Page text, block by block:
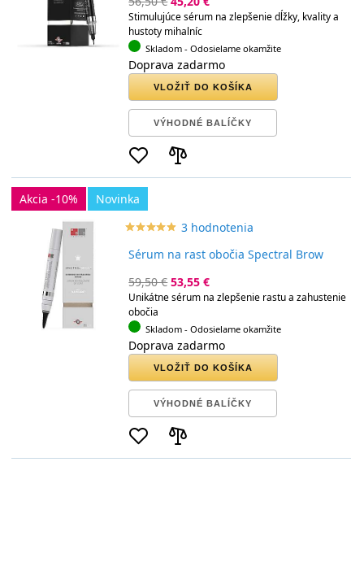
Stimulujúce sérum na zlepšenie dĺžky, kvality a
hustoty mihalníc
Skladom - Odosielame okamžite
Doprava zadarmo
VLOŽIŤ DO KOŠÍKA
VÝHODNÉ BALÍČKY
Akcia -10% Novinka
star_borderstar_borderstar_borderstar_borderstar_border
starstarstarstarstar 3 hodnotenia
Sérum na rast obočia Spectral Brow
59,50 € 53,55 €
Unikátne sérum na zlepšenie rastu a zahustenie
obočia
Skladom - Odosielame okamžite
Doprava zadarmo
VLOŽIŤ DO KOŠÍKA
VÝHODNÉ BALÍČKY